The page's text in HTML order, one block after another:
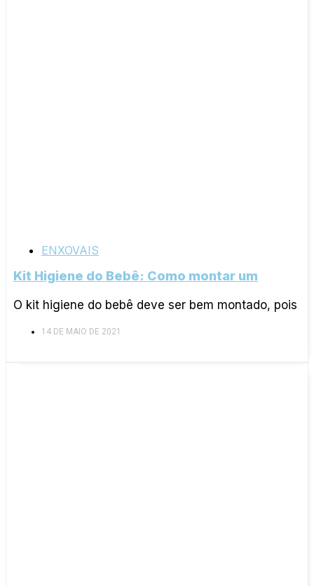
ENXOVAIS
Kit Higiene do Bebê: Como montar um
O kit higiene do bebê deve ser bem montado, pois
14 DE MAIO DE 2021